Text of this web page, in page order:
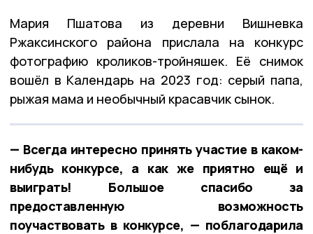
Мария Пшатова из деревни Вишневка
Ржаксинского района прислала на конкурс
фотографию кроликов-тройняшек. Её снимок
вошёл в Календарь на 2023 год: серый папа,
рыжая мама и необычный красавчик сынок.
— Всегда интересно принять участие в каком-
нибудь конкурсе, а как же приятно ещё и
выиграть! Большое спасибо за
предоставленную возможность
поучаствовать в конкурсе, — поблагодарила